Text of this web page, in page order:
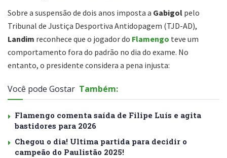
Sobre a suspensão de dois anos imposta a Gabigol pelo
Tribunal de Justiça Desportiva Antidopagem (TJD-AD),
Landim reconhece que o jogador do Flamengo teve um
comportamento fora do padrão no dia do exame. No
entanto, o presidente considera a pena injusta:
Você pode Gostar Também:
Flamengo comenta saída de Filipe Luís e agita
bastidores para 2026
Chegou o dia! Ultima partida para decidir o
campeão do Paulistão 2025!